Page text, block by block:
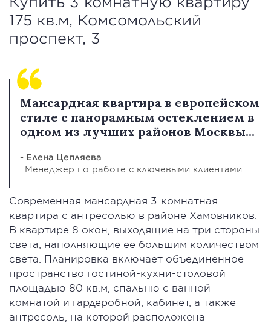
175 кв.м, Комсомольский
проспект, 3
Мансардная квартира в европейском
стиле с панорамным остеклением в
одном из лучших районов Москвы...
- Елена Цепляева
Менеджер по работе с ключевыми клиентами
Современная мансардная 3-комнатная
квартира с антресолью в районе Хамовников.
В квартире 8 окон, выходящие на три стороны
света, наполняющие ее большим количеством
света. Планировка включает объединенное
пространство гостиной-кухни-столовой
площадью 80 кв.м, спальню с ванной
комнатой и гардеробной, кабинет, а также
антресоль, на которой расположена